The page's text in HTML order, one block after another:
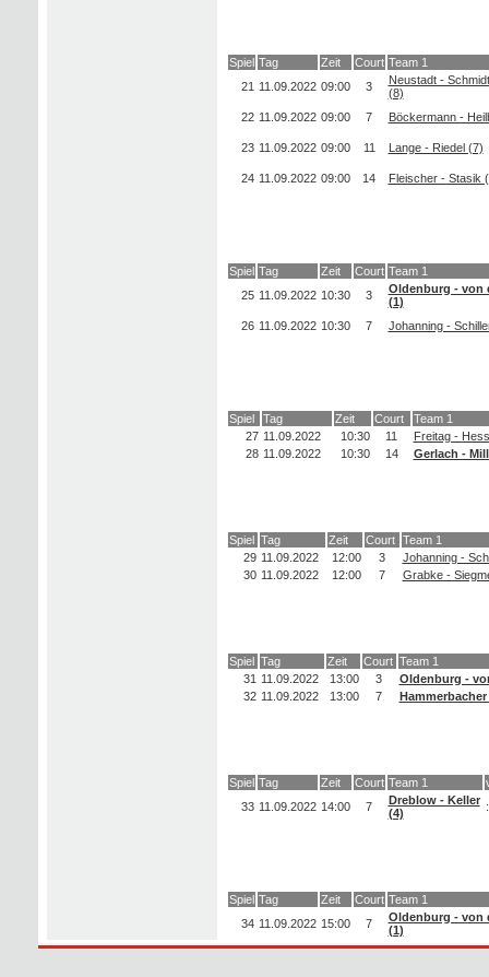
Spiel Tag Zeit Court Team 1
21 11.09.2022 09:00 3
Neustadt -
(8)
22 11.09.2022 09:00 7 Böckermann -
23 11.09.2022 09:00 11 Lange - Riedel (7)
24 11.09.2022 09:00 14 Fleischer - Stasik
Spiel Tag Zeit Court Team 1
25 11.09.2022 10:30 3
Oldenburg - von
(1)
26 11.09.2022 10:30 7 Johanning -
Spiel Tag Zeit Court
Team 1
27 11.09.2022 10:30 11
Freitag -
28 11.09.2022 10:30 14 Gerlach -
Spiel Tag Zeit Court
Team 1
29 11.09.2022 12:00 3
Johanning -
30 11.09.2022 12:00 7 Grabke -
Spiel Tag Zeit Court Team 1
31 11.09.2022 13:00 3
Oldenburg -
32 11.09.2022 13:00 7
Spiel Tag Zeit Court Team 1
33 11.09.2022 14:00 7
Dreblow - Keller
(4)
:
Spiel Tag Zeit Court Team 1
34 11.09.2022 15:00 7
Oldenburg - von
(1)